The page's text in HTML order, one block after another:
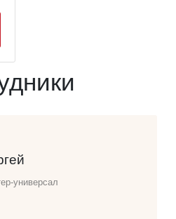
универсал